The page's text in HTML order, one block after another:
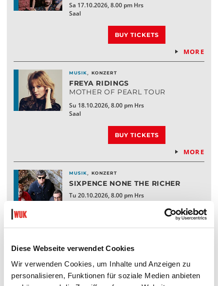
Diese Webseite verwendet Cookies
Wir verwenden Cookies, um Inhalte und Anzeigen zu
personalisieren, Funktionen für soziale Medien anbieten
Sa 17.10.2026, 8.00 pm Hrs
Saal
MORE
BUY TICKETS
MUSIK, KONZERT
FREYA RIDINGS
MOTHER OF PEARL TOUR
Su 18.10.2026, 8.00 pm Hrs
Saal
MORE
BUY TICKETS
MUSIK, KONZERT
SIXPENCE NONE THE RICHER
Tu 20.10.2026, 8.00 pm Hrs
Saal
MUSIK,KONZERT
STEAMING SATELLITES